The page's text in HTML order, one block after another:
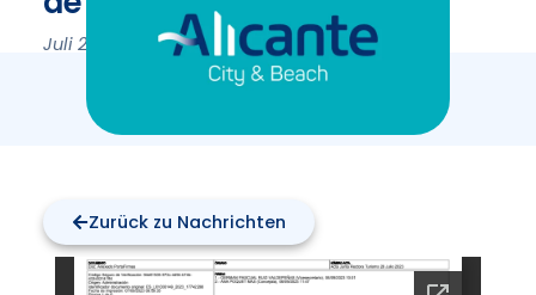
Juli 28, 2023
Zurück zu Nachrichten